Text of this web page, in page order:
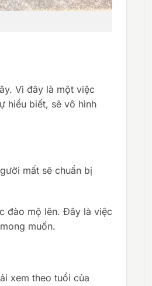
Vì đây là một việc
hiểu biết, sẽ vô hình
mất sẽ chuẩn bị
đào mộ lên. Đây là việc
muốn.
xem theo tuổi của